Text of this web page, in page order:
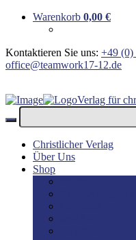
Warenkorb 0,00 €
Kontaktieren Sie uns: +49 (0)
office@teamwork17-12.de
Verlag für
Christlicher Verlag
Über Uns
Shop